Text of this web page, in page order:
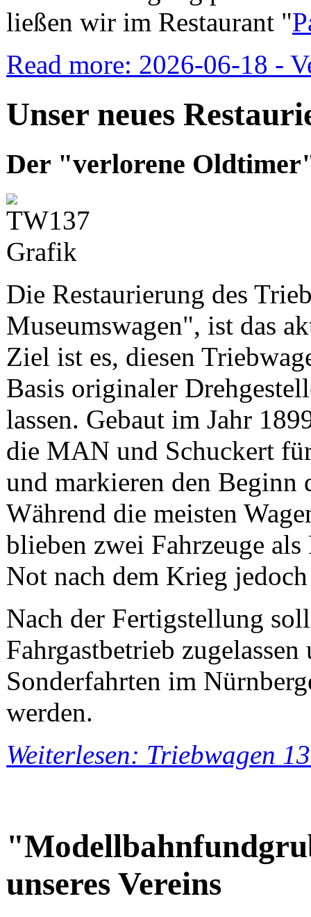
ließen wir im Restaurant "
Read more: 2026-06-18 -
Unser neues
Der "verlorene
Die Restaurierung des
Museumswagen", ist das
Ziel ist es, diesen
Basis originaler
lassen. Gebaut im Jahr
die MAN und Schuckert
und markieren den Beginn
Während die meisten
blieben zwei Fahrzeuge
Not nach dem Krieg
Nach der Fertigstellung
Fahrgastbetrieb
Sonderfahrten im
werden.
Weiterlesen: Triebwagen
unseres Vereins